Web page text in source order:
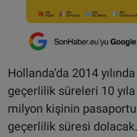
Hollanda’da 2014
geçerlilik süreleri 10 yıla
milyon kişinin
geçerlilik süresi